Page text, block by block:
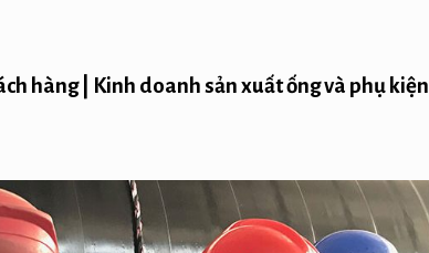
hàng | Kinh doanh sản xuất ống và phụ kiện